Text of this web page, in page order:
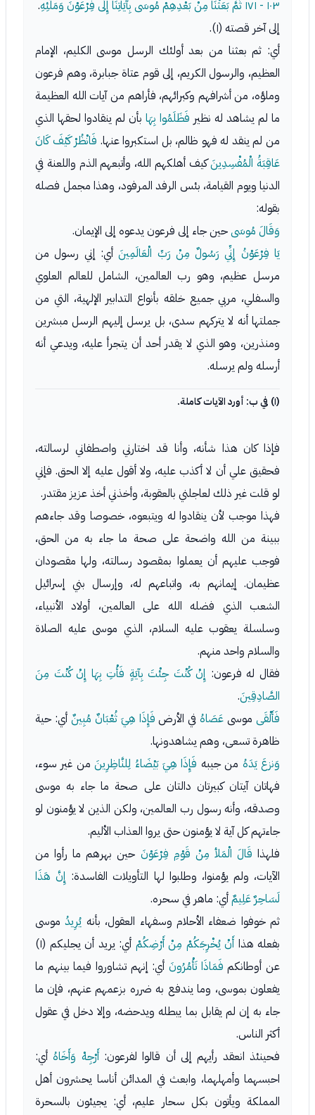
١٠٣ - ١٧١ ثُمَّ بَعَثْنَا مِنْ بَعْدِهِمْ مُوسَى بِآيَاتِنَا إِلَى فِرْعَوْنَ وَمَلَئِهِ.
إلى آخر قصته (١).
أي: ثم بعثنا من بعد أولئك الرسل موسى الكليم، الإمام
العظيم، والرسول الكريم، إلى قوم عتاة جبابرة، وهم فرعون
وملؤه، من أشرافهم وكبرائهم، فأراهم من آيات الله العظيمة
ما لم يشاهد له نظير فَظَلَمُوا بِهَا بأن لم ينقادوا لحقها الذي
من لم ينقد له فهو ظالم، بل استكبروا عنها. فَانْظُرْ كَيْفَ كَانَ
عَاقِبَةُ الْمُفْسِدِينَكيف أهلكهم الله، وأتبعهم الذم واللعنة في
الدنيا ويوم القيامة، بئس الرفد المرفود، وهذا مجمل فصله
بقوله:
وَقَالَ مُوسَىحين جاء إلى فرعون يدعوه إلى الإيمان.
يَا فِرْعَوْنُ إِنِّي رَسُولٌ مِنْ رَبِّ الْعَالَمِينَأي: إني رسول من
مرسل عظيم، وهو رب العالمين، الشامل للعالم العلوي
والسفلي، مربي جميع خلقه بأنواع التدابير الإلهية، التي من
جملتها أنه لا يتركهم سدى، بل يرسل إليهم الرسل مبشرين
ومنذرين، وهو الذي لا يقدر أحد أن يتجرأ عليه، ويدعي أنه
أرسله ولم يرسله.
(١) في ب: أورد الآيات كاملة.
فإذا كان هذا شأنه، وأنا قد اختارني واصطفاني لرسالته،
فحقيق علي أن لا أكذب عليه، ولا أقول عليه إلا الحق. فإني
لو قلت غير ذلك لعاجلني بالعقوبة، وأخذني أخذ عزيز مقتدر.
فهذا موجب لأن ينقادوا له ويتبعوه، خصوصا وقد جاءهم
ببينة من الله واضحة على صحة ما جاء به من الحق،
فوجب عليهم أن يعملوا بمقصود رسالته، ولها مقصودان
عظيمان. إيمانهم به، واتباعهم له، وإرسال بني إسرائيل
الشعب الذي فضله الله على العالمين، أولاد الأنبياء،
وسلسلة يعقوب عليه السلام، الذي موسى عليه الصلاة
والسلام واحد منهم.
فقال له فرعون: إِنْ كُنْتَ جِئْتَ بِآيَةٍ فَأْتِ بِهَا إِنْ كُنْتَ مِنَ
الصَّادِقِينَ.
فَأَلْقَىموسى عَصَاهُفي الأرض فَإِذَا هِيَ ثُعْبَانٌ مُبِينٌ أي: حية
ظاهرة تسعى، وهم يشاهدونها.
وَنزعَ يَدَهُ من جيبه فَإِذَا هِيَ بَيْضَاءُ لِلنَّاظِرِينَمن غير سوء،
فهاتان آيتان كبيرتان دالتان على صحة ما جاء به موسى
وصدقه، وأنه رسول رب العالمين، ولكن الذين لا يؤمنون لو
جاءتهم كل آية لا يؤمنون حتى يروا العذاب الأليم.
فلهذا قَالَ الْمَلأ مِنْ قَوْمِ فِرْعَوْنَ حين بهرهم ما رأوا من
الآيات، ولم يؤمنوا، وطلبوا لها التأويلات الفاسدة: إِنَّ هَذَا
لَسَاحِرٌ عَلِيمٌأي: ماهر في سحره.
ثم خوفوا ضعفاء الأحلام وسفهاء العقول، بأنه يُرِيدُموسى
بفعله هذا أَنْ يُخْرِجَكُمْ مِنْ أَرْضِكُمْ
أي: يريد أن يجليكم (١)
عن أوطانكم فَمَاذَا تَأْمُرُونَ أي: إنهم تشاوروا فيما بينهم ما
يفعلون بموسى، وما يندفع به ضرره بزعمهم عنهم، فإن ما
جاء به إن لم يقابل بما يبطله ويدحضه، وإلا دخل في عقول
أكثر الناس.
فحينئذ انعقد رأيهم إلى أن قالوا لفرعون:أَرْجِهْ وَأَخَاهُأي:
احبسهما وأمهلهما، وابعث في المدائن أناسا يحشرون أهل
المملكة ويأتون بكل سحار عليم، أي: يجيئون بالسحرة